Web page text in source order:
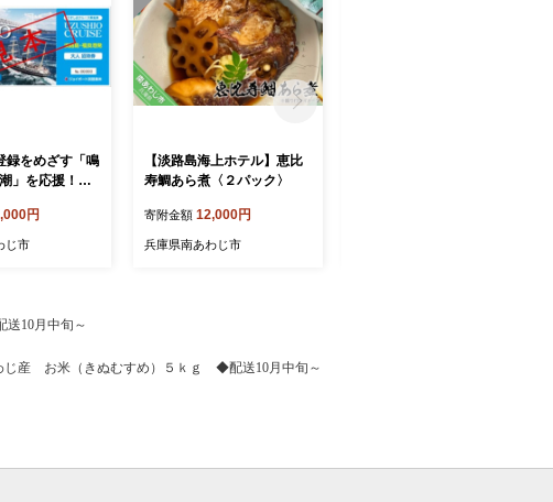
録をめざす「鳴
」を応援！！●
招待券１０枚
円
じ市
【淡路島海上ホテル】恵比
寿鯛あら煮〈２パック〉
寄附金額 12,000円
兵庫県南あわじ市
10月中旬～
じ産 お米（きぬむすめ）５ｋｇ ◆配送10月中旬～